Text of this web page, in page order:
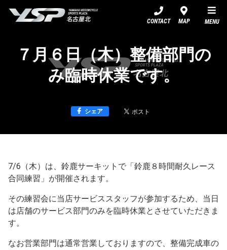
CONTACT MAP MENU
７月６日（木）整備部門の
み臨時休業です。
シェア
7/6（木）は、鈴鹿サーキットで「鈴鹿８時間耐久レース
合同練習」が開催されます。
その練習会に当店サービススタッフが参加するため、当日
は店舗のサービス部門のみを臨時休業とさせていただきま
す。
なお営業部門は通常営業しておりますので、整備完成車の